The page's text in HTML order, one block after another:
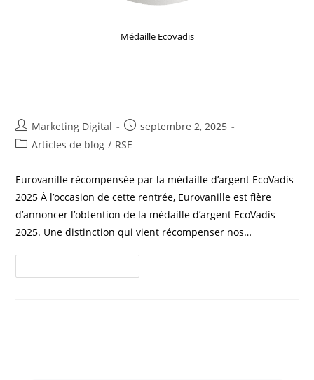
Médaille Ecovadis
Marketing Digital
septembre 2, 2025
Articles de blog / RSE
Eurovanille récompensée par la médaille d’argent EcoVadis
2025 À l’occasion de cette rentrée, Eurovanille est fière
d’annoncer l’obtention de la médaille d’argent EcoVadis
2025. Une distinction qui vient récompenser nos…